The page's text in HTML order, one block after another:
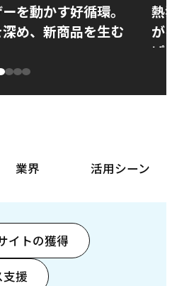
を動かす好循環。
め、新商品を生む
熱
が
ぱ
業界 活用シーン
イトの獲得
援